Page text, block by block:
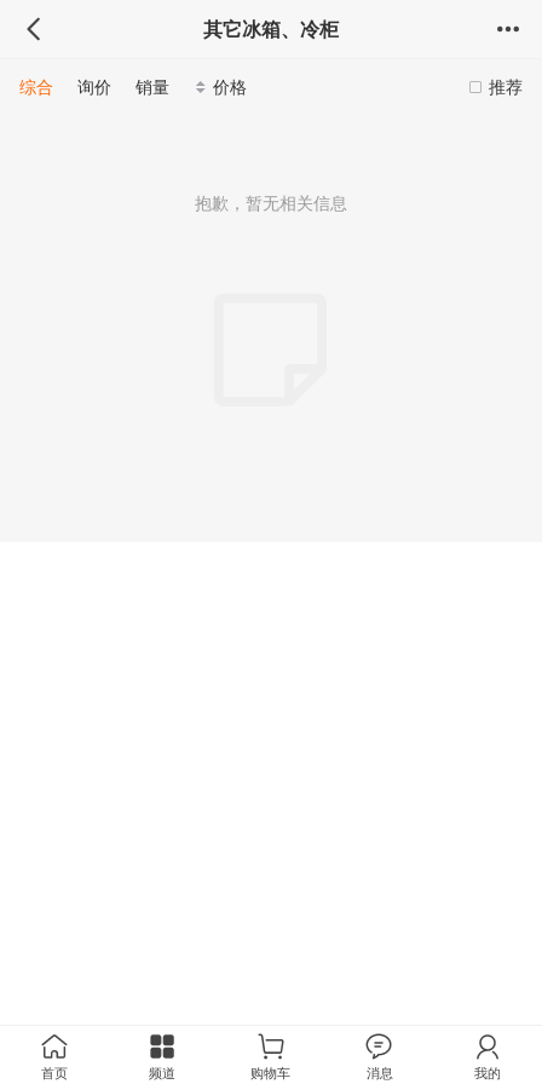
其它冰箱、冷柜
推荐
综合 询价 销量 价格
抱歉，暂无相关信息
首页 频道 购物车 消息 我的